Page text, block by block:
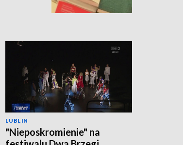
LUBLIN
"Nieposkromienie" na